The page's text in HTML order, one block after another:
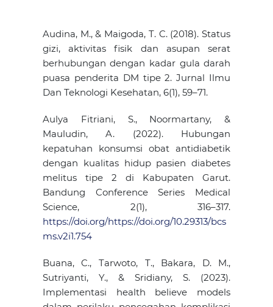
Audina, M., & Maigoda, T. C. (2018). Status
gizi, aktivitas fisik dan asupan serat
berhubungan dengan kadar gula darah
puasa penderita DM tipe 2. Jurnal Ilmu
Dan Teknologi Kesehatan, 6(1), 59–71.
Aulya Fitriani, S., Noormartany, &
Mauludin, A. (2022). Hubungan
kepatuhan konsumsi obat antidiabetik
dengan kualitas hidup pasien diabetes
melitus tipe 2 di Kabupaten Garut.
Bandung Conference Series Medical
Science, 2(1), 316–317.
https://doi.org/https://doi.org/10.29313/bcs
ms.v2i1.754
Buana, C., Tarwoto, T., Bakara, D. M.,
Sutriyanti, Y., & Sridiany, S. (2023).
Implementasi health believe models